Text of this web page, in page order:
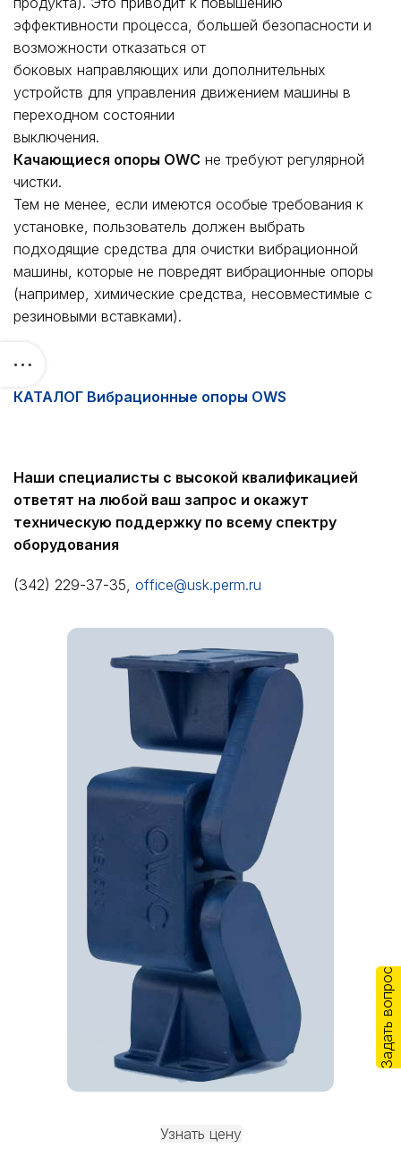
эффективности процесса, большей безопасности и
возможности отказаться от
боковых направляющих или дополнительных
устройств для управления движением машины в
переходном состоянии
выключения.
Качающиеся опоры OWC не требуют регулярной
чистки.
Тем не менее, если имеются особые требования к
установке, пользователь должен выбрать
подходящие средства для очистки вибрационной
машины, которые не повредят вибрационные опоры
(например, химические средства, несовместимые с
резиновыми вставками).
КАТАЛОГ Вибрационные опоры OWS
Наши специалисты с высокой квалификацией
ответят на любой ваш запрос и окажут
техническую поддержку по всему спектру
оборудования
(342) 229-37-35, office@usk.perm.ru
Узнать цену
Задать вопрос